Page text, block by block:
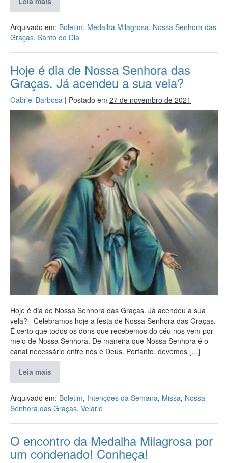
Arquivado em: Boletim, Medalha Milagrosa, Nossa Senhora das
Graças, Santo do Dia
Hoje é dia de Nossa Senhora das
Graças. Já acendeu a sua vela?
Gabriel Barbosa | Postado em 27 de novembro de 2021
Hoje é dia de Nossa Senhora das Graças. Já acendeu a sua
vela? Celebramos hoje a festa de Nossa Senhora das Graças.
É certo que todos os dons que recebemos do céu nos vem por
meio de Nossa Senhora. De maneira que Nossa Senhora é o
canal necessário entre nós e Deus. Portanto, devemos […]
Leia mais
Arquivado em: Boletim, Intenções da Semana, Missa, Nossa
Senhora das Graças, Velário
O encontro da Medalha Milagrosa por
um condenado! Conheça!